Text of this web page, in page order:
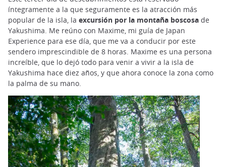
íntegramente a la que seguramente es la atracción más
popular de la isla, la excursión por la montaña boscosa de
Yakushima. Me reúno con Maxime, mi guía de Japan
Experience para ese día, que me va a conducir por este
sendero imprescindible de 8 horas. Maxime es una persona
increíble, que lo dejó todo para venir a vivir a la isla de
Yakushima hace diez años, y que ahora conoce la zona como
la palma de su mano.